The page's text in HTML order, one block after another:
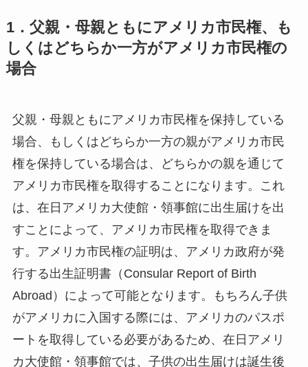
1．父親・母親ともにアメリカ市民権、
も
しくはどちらか一方がアメリカ市民権の
場合
父親・母親ともにアメリカ市民権を保持している
場合、もしくはどちらか一方の親がアメリカ市民
権を保持している場合は、どちらかの親を通じて
アメリカ市民権を取得することになります。これ
は、在日アメリカ大使館・領事館に出生届けを出
すことによって、アメリカ市民権を取得できま
す。アメリカ市民権の証明は、アメリカ政府が発
行する出生証明書（Consular Report of Birth
Abroad）によって可能となります。もちろん子供
がアメリカに入国する際には、アメリカのパスポ
ートを取得している必要があるため、在日アメリ
カ大使館・領事館では、子供の出生届けは誕生後